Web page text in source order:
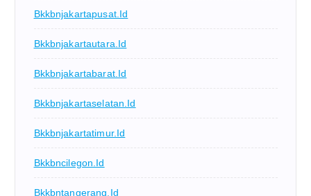
Bkkbnjakartapusat.id
Bkkbnjakartautara.id
Bkkbnjakartabarat.id
Bkkbnjakartaselatan.id
Bkkbnjakartatimur.id
Bkkbncilegon.id
Bkkbntangerang.id